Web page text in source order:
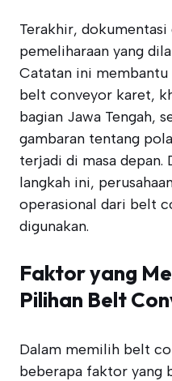
Terakhir,
pemeliharaan yang
Catatan ini
belt conveyor karet,
bagian Jawa Tengah,
gambaran tentang
terjadi di masa depan.
langkah ini,
operasional dari belt
digunakan.
Faktor yang
Pilihan Belt
Dalam memilih belt
beberapa faktor yang